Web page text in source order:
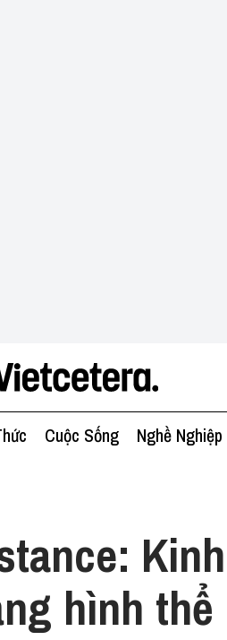
Cuộc Sống Nghề Nghiệp
hình thể